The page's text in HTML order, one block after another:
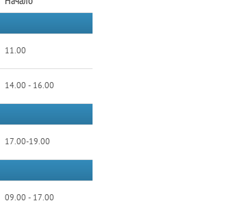
11.00
14.00 - 16.00
17.00-19.00
09.00 - 17.00